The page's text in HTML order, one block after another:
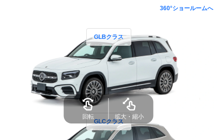
360°ショールームへ
GLBクラス
GLCクラス